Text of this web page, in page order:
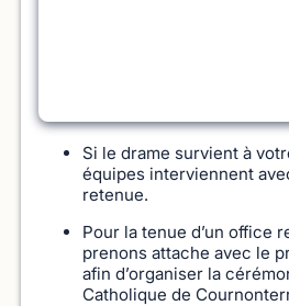
Si le drame survient à
équipes interviennent
retenue.
Pour la tenue d’un office
prenons attache avec le
afin d’organiser la
Catholique de